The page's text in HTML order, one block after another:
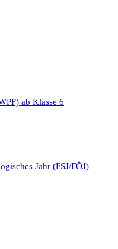
ab Klasse 6
Jahr (FSJ/FÖJ)